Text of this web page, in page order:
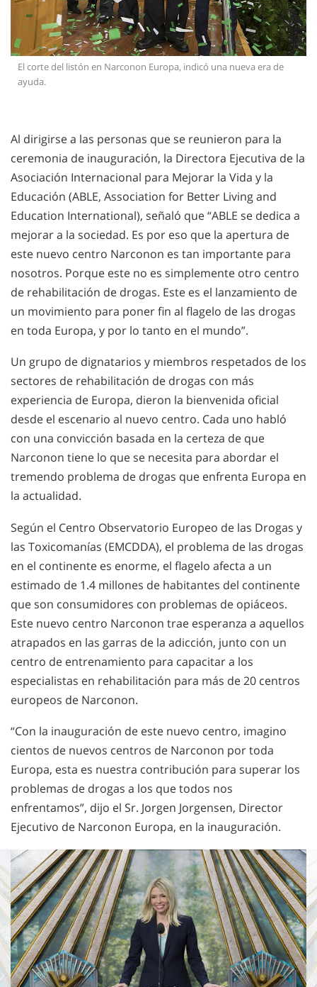
El corte del listón en Narconon Europa, indicó una nueva era de
ayuda.
Al dirigirse a las personas que se reunieron para la
ceremonia de inauguración, la Directora Ejecutiva de la
Asociación Internacional para Mejorar la Vida y la
Educación (ABLE, Association for Better Living and
Education International), señaló que “ABLE se dedica a
mejorar a la sociedad. Es por eso que la apertura de
este nuevo centro Narconon es tan importante para
nosotros. Porque este no es simplemente otro centro
de rehabilitación de drogas. Este es el lanzamiento de
un movimiento para poner fin al flagelo de las drogas
en toda Europa, y por lo tanto en el mundo”.
Un grupo de dignatarios y miembros respetados de los
sectores de rehabilitación de drogas con más
experiencia de Europa, dieron la bienvenida oficial
desde el escenario al nuevo centro. Cada uno habló
con una convicción basada en la certeza de que
Narconon tiene lo que se necesita para abordar el
tremendo problema de drogas que enfrenta Europa en
la actualidad.
Según el Centro Observatorio Europeo de las Drogas y
las Toxicomanías (EMCDDA), el problema de las drogas
en el continente es enorme, el flagelo afecta a un
estimado de 1.4 millones de habitantes del continente
que son consumidores con problemas de opiáceos.
Este nuevo centro Narconon trae esperanza a aquellos
atrapados en las garras de la adicción, junto con un
centro de entrenamiento para capacitar a los
especialistas en rehabilitación para más de 20 centros
europeos de Narconon.
“Con la inauguración de este nuevo centro, imagino
cientos de nuevos centros de Narconon por toda
Europa, esta es nuestra contribución para superar los
problemas de drogas a los que todos nos
enfrentamos”, dijo el Sr. Jorgen Jorgensen, Director
Ejecutivo de Narconon Europa, en la inauguración.